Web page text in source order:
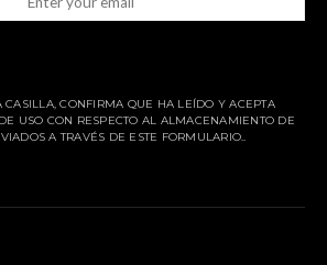
CASILLA, CONFIRMA QUE HA LEÍDO Y ACEPTA
USO CON RESPECTO AL ALMACENAMIENTO DE
A TRAVÉS DE ESTE FORMULARIO..